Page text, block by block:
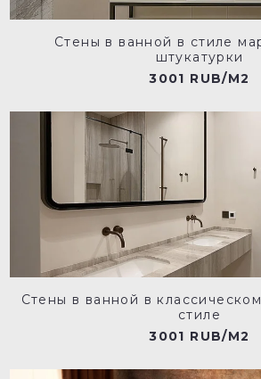
Стены в ванной в стиле
штукатурки
3001 RUB/M2
Стены в ванной в
стиле
3001 RUB/M2